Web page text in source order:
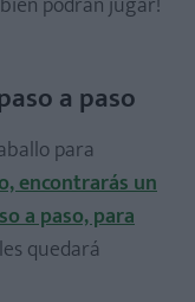
a paso
para
encontrarás un
a paso, para
quedará